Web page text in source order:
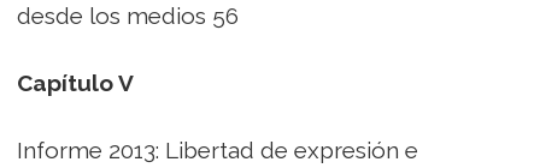
desde los medios 56
Capítulo V
Informe 2013: Libertad de expresión e